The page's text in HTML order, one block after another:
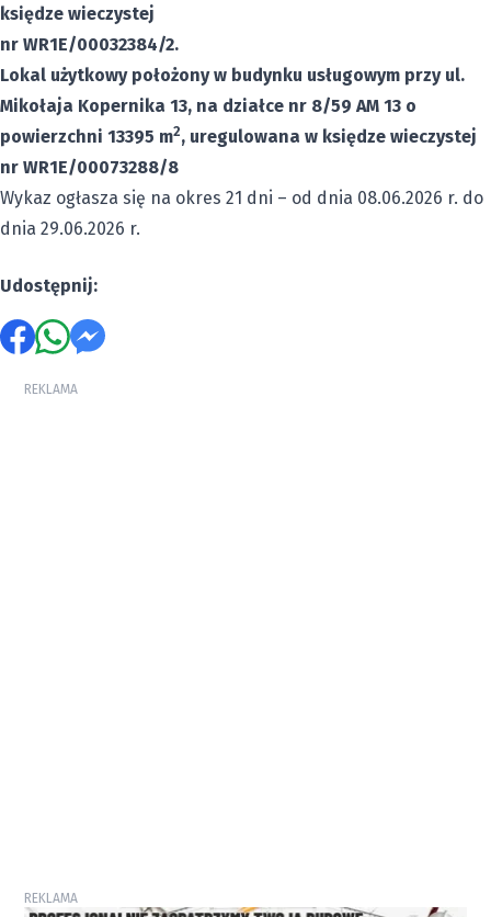
księdze wieczystej
nr WR1E/00032384/2.
Lokal użytkowy położony w budynku usługowym przy ul.
Mikołaja Kopernika 13, na działce nr 8/59 AM 13 o
powierzchni 13395 m2, uregulowana w księdze wieczystej
nr WR1E/00073288/8
Wykaz ogłasza się na okres 21 dni – od dnia 08.06.2026 r. do
dnia 29.06.2026 r.
Udostępnij:
REKLAMA
REKLAMA